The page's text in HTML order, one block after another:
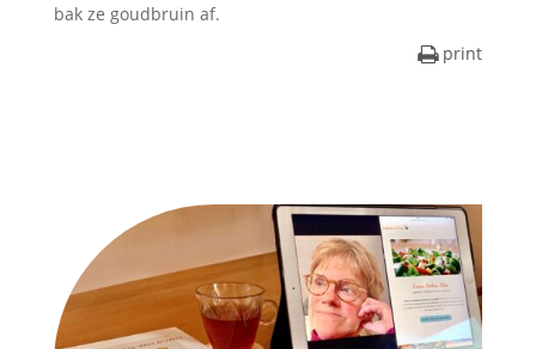
bak ze goudbruin af.
print